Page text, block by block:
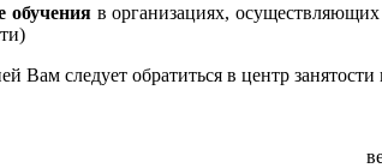
обученияв организациях, осуществляющих
Вам следует обратиться в центр занятости